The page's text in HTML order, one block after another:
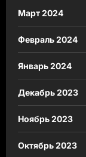
Март 2024
Февраль 2024
Январь 2024
Декабрь 2023
Ноябрь 2023
Октябрь 2023